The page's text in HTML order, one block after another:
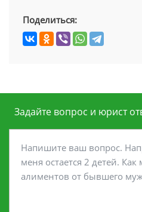
Поделиться:
Задайте вопрос и юрист